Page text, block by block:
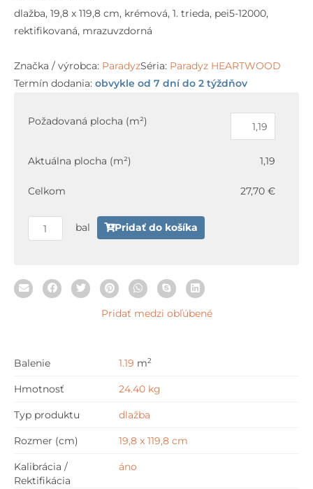
dlažba, 19,8 x 119,8 cm, krémová, 1. trieda, pei5-12000,
rektifikovaná, mrazuvzdorná
Značka / výrobca: ParadyzSéria: Paradyz HEARTWOOD
Termín dodania: obvykle od 7 dní do 2 týždňov
Požadovaná plocha (m²)
Aktuálna plocha (m²) 1,19
Celkom 27,70 €
Paradyz
Szkl.
Struktura
Mat.
119,8
bal Pridať do košíka
Pridať medzi obľúbené
Balenie 1.19 m2
Hmotnosť 24.40 kg
Typ produktu dlažba
Rozmer (cm) 19,8 x 119,8 cm
Kalibrácia /
Rektifikácia
áno